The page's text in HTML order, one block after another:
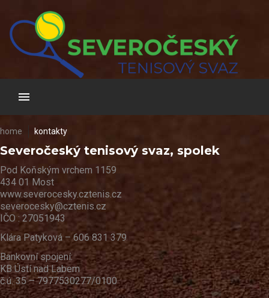
content
home kontakty
Kontakty
Severočeský tenisový svaz, spolek
Pod Koňským vrchem 1159
434 01 Most
www.severocesky.cztenis.cz
severocesky@cztenis.cz
IČO : 27051943
Klára Patyková – 606 831 379
Bankovní spojení:
KB Ústí nad Labem
č.ú. 35 – 7977530277/0100